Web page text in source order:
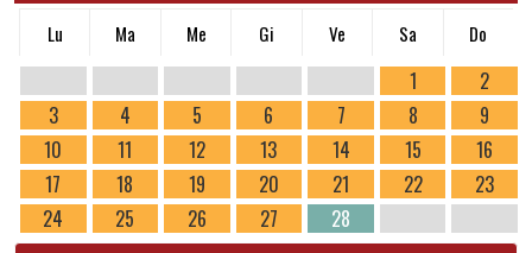
Lu Ma Me Gi Ve Sa Do
1
2
3
4 5 6 7 8
9
10
11 12 13 14 15
16
17
18 19 20 21 22
23
24
25 26 27 28